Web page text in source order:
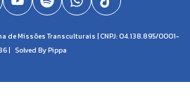
de Missões Transculturais | CNPJ: 04.138.895/0001-
| Solved By Pippa